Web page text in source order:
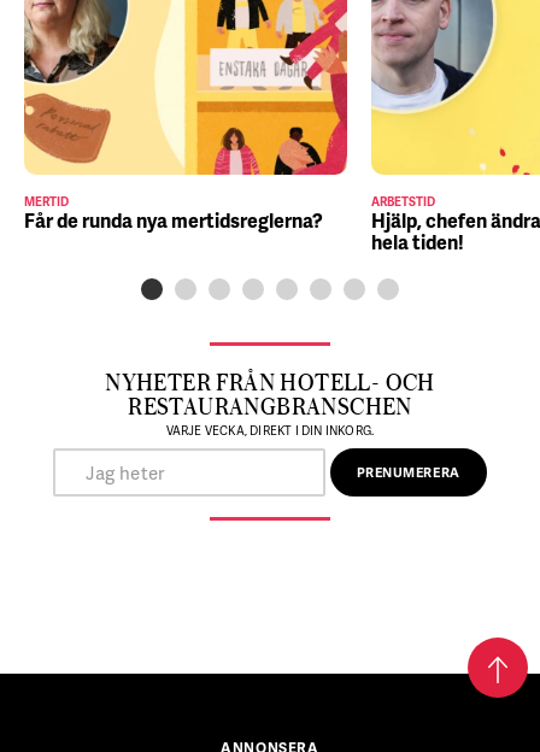
MERTID
Får de runda nya mertidsreglerna?
ARBETSTID
Hjälp, chefen
hela tiden!
NYHETER FRÅN HOTELL- OCH
RESTAURANGBRANSCHEN
VARJE VECKA, DIREKT I DIN INKORG.
ANNONSERA